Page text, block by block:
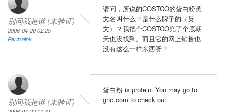
别问我是谁 (未验证)
2006-04-20 02:25
Permalink
请问，所说的COSTCO的蛋白粉英
文名叫什么？是什么牌子的（英
文）？我把个COSTCO兜了个底朝
天也没找到。而且它的网上销售也
没有这么一样东西呀？
别问我是谁 (未验证)
蛋白粉 is protein. You may go to
gnc.com to check out